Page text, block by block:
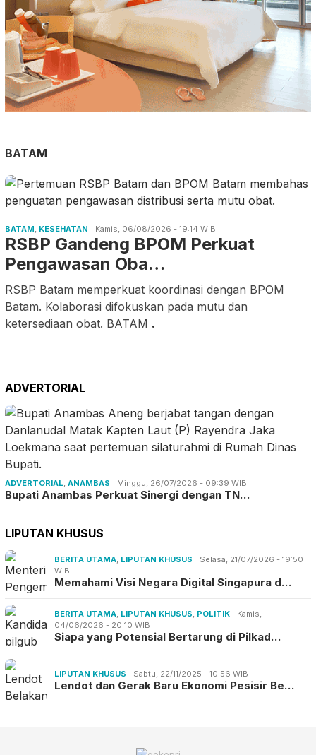
BATAM
BATAM, KESEHATAN Kamis, 06/08/2026 - 19:14 WIB
RSBP Gandeng BPOM Perkuat
Pengawasan Oba…
RSBP Batam memperkuat koordinasi dengan BPOM
Batam. Kolaborasi difokuskan pada mutu dan
ketersediaan obat. BATAM .
ADVERTORIAL
ADVERTORIAL, ANAMBAS Minggu, 26/07/2026 - 09:39 WIB
Bupati Anambas Perkuat Sinergi dengan TN…
LIPUTAN KHUSUS
BERITA UTAMA, LIPUTAN KHUSUS
Selasa, 21/07/2026 - 19:50
WIB
Memahami Visi Negara Digital Singapura d…
BERITA UTAMA, LIPUTAN KHUSUS, POLITIK
Kamis,
04/06/2026 - 20:10 WIB
Siapa yang Potensial Bertarung di Pilkad…
LIPUTAN KHUSUS Sabtu, 22/11/2025 - 10:56 WIB
Lendot dan Gerak Baru Ekonomi Pesisir Be…